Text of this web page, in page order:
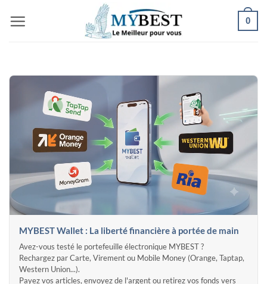
au
0
MYBEST Wallet : La liberté financière à portée de main
Avez-vous testé le portefeuille électronique MYBEST ?
Rechargez par Carte, Virement ou Mobile Money (Orange, Taptap,
Western Union...).
Payez vos articles, envoyez de l'argent ou retirez vos fonds vers